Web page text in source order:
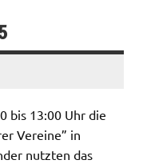
bis 13:00 Uhr die
Vereine” in
nutzten das